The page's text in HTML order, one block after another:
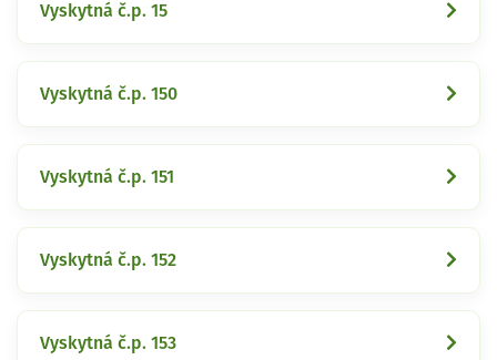
Vyskytná č.p. 15
Vyskytná č.p. 150
Vyskytná č.p. 151
Vyskytná č.p. 152
Vyskytná č.p. 153